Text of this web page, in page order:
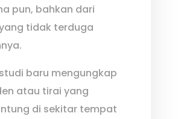
pun, bahkan dari
tidak terduga
baru mengungkap
atau tirai yang
di sekitar tempat